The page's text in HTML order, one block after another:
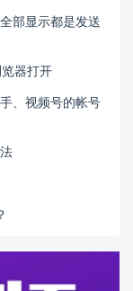
部显示都是发送
器打开
、视频号的帐号